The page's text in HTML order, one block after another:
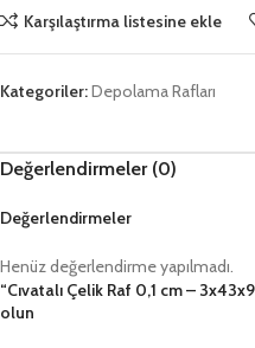
Karşılaştırma listesine ekle
Kategoriler:Depolama Rafları
Değerlendirmeler (0)
Değerlendirmeler
Henüz değerlendirme yapılmadı.
“Cıvatalı Çelik Raf 0,1 cm –
olun